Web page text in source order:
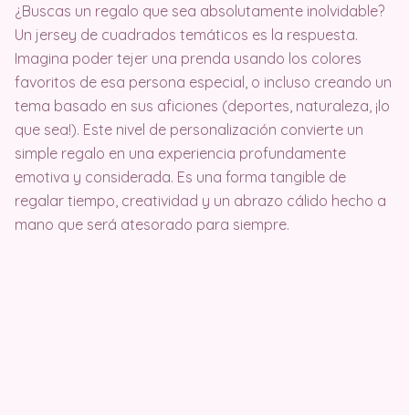
¿Buscas un regalo que sea absolutamente inolvidable?
Un jersey de cuadrados temáticos es la respuesta.
Imagina poder tejer una prenda usando los colores
favoritos de esa persona especial, o incluso creando un
tema basado en sus aficiones (deportes, naturaleza, ¡lo
que sea!). Este nivel de personalización convierte un
simple regalo en una experiencia profundamente
emotiva y considerada. Es una forma tangible de
regalar tiempo, creatividad y un abrazo cálido hecho a
mano que será atesorado para siempre.